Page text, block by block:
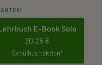
E-Book Solo
20,26 €
Schulbuchaktion*